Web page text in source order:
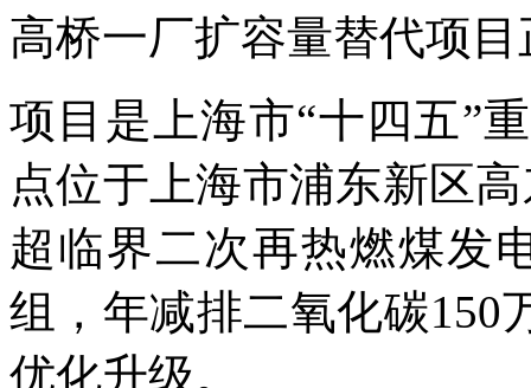
高桥一厂扩容量替代项
项目是上海市“十四五”
点位于上海市浦东新区
超临界二次再热燃煤发
组，年减排二氧化碳150
优化升级。